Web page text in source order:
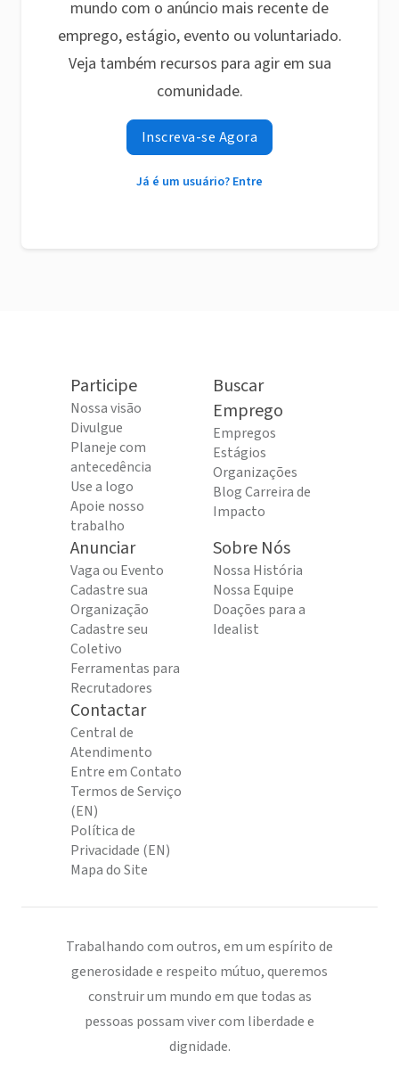
mundo com o anúncio mais recente de
emprego, estágio, evento ou voluntariado.
Veja também recursos para agir em sua
comunidade.
Inscreva-se Agora
Já é um usuário? Entre
Participe
Nossa visão
Divulgue
Planeje com
antecedência
Use a logo
Apoie nosso
trabalho
Buscar
Emprego
Empregos
Estágios
Organizações
Blog Carreira de
Impacto
Anunciar
Vaga ou Evento
Cadastre sua
Organização
Cadastre seu
Coletivo
Ferramentas para
Recrutadores
Sobre Nós
Nossa História
Nossa Equipe
Doações para a
Idealist
Contactar
Central de
Atendimento
Entre em Contato
Termos de Serviço
(EN)
Política de
Privacidade (EN)
Mapa do Site
Trabalhando com outros, em um espírito de
generosidade e respeito mútuo, queremos
construir um mundo em que todas as
pessoas possam viver com liberdade e
dignidade.